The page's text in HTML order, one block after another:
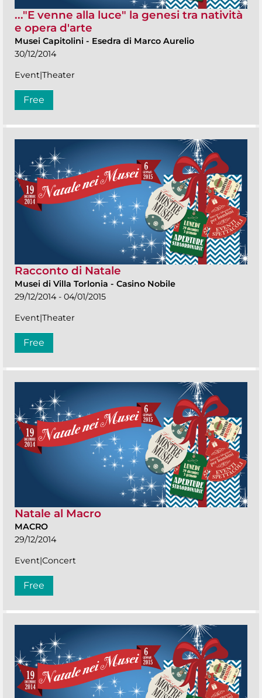
..."E venne alla luce" la genesi tra natività
e opera d'arte
Musei Capitolini - Esedra di Marco Aurelio
30/12/2014
Event|Theater
Free
Racconto di Natale
Musei di Villa Torlonia - Casino Nobile
29/12/2014 - 04/01/2015
Event|Theater
Free
Natale al Macro
MACRO
29/12/2014
Event|Concert
Free